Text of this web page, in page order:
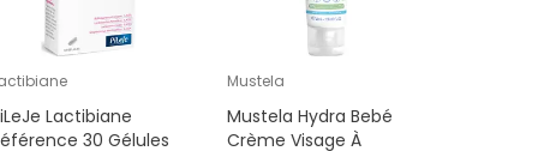
Lactibiane
30 Gélules
Mustela
Mustela Hydra Bebé
Crème Visage À